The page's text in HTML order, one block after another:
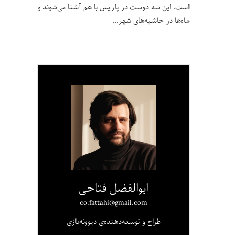
است. این سه دوست در پاریس با هم آشنا می‌شوند و
ماه‌ها در حاشیه‌های شهر
ابوالفضل فتاحی
co.fattahi@gmail.com
طراح و توسعه‌دهنده‌ی دیوونه‌بازی